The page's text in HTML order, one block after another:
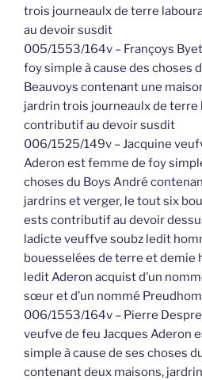
trois journeaulx de terre
au devoir susdit
005/1553/164v – Françoys
foy simple à cause des choses
Beauvoys contenant une
jardrin trois journeaulx de terre
contributif au devoir susdit
006/1525/149v – Jacquine
Aderon est femme de foy
choses du Boys André
jardrins et verger, le tout six
ests contributif au devoir
ladicte veuffve soubz ledit
bouesselées de terre et demie
ledit Aderon acquist d’un
sœur et d’un nommé
006/1553/164v – Pierre
veufve de feu Jacques Aderon
simple à cause de ses choses
contenant deux maisons,